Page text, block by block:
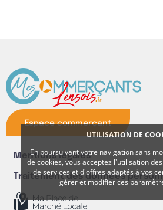
UTILISATION DE
En poursuivant votre navigation sans
de cookies, vous acceptez l'utilisation
de services et d'offres adaptés à vos
gérer et modifier ces
Espace commerçant
Mentions légales
Traitement des données